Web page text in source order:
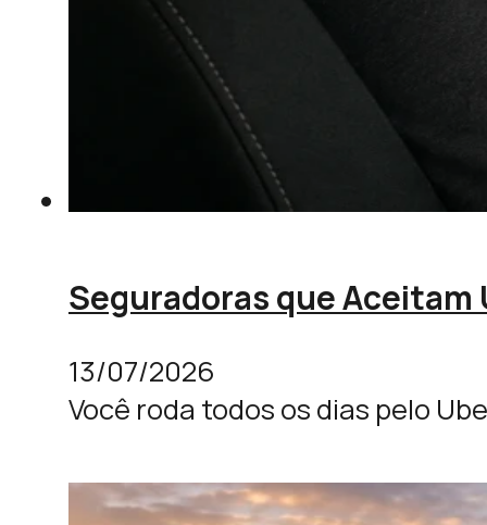
Seguradoras que Aceitam
13/07/2026
Você roda todos os dias pelo